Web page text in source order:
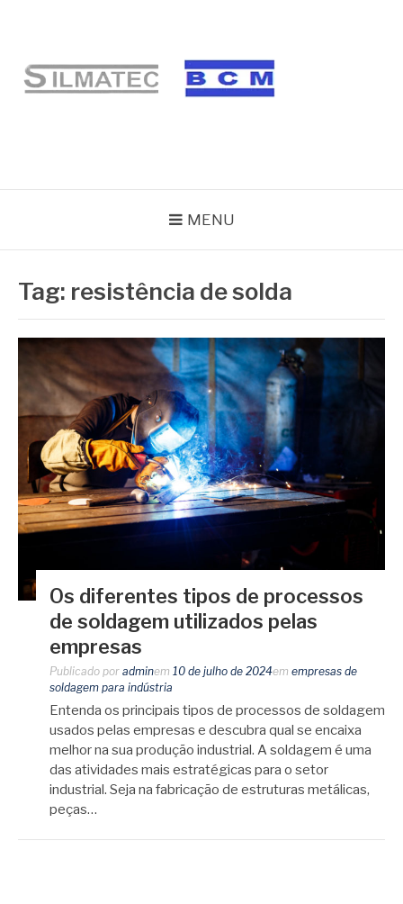
conteúdo
MENU
Tag: resistência de solda
Os diferentes tipos de processos
de soldagem utilizados pelas
empresas
Publicado por adminem 10 de julho de 2024em empresas de
soldagem para indústria
Entenda os principais tipos de processos de soldagem
usados pelas empresas e descubra qual se encaixa
melhor na sua produção industrial. A soldagem é uma
das atividades mais estratégicas para o setor
industrial. Seja na fabricação de estruturas metálicas,
peças…